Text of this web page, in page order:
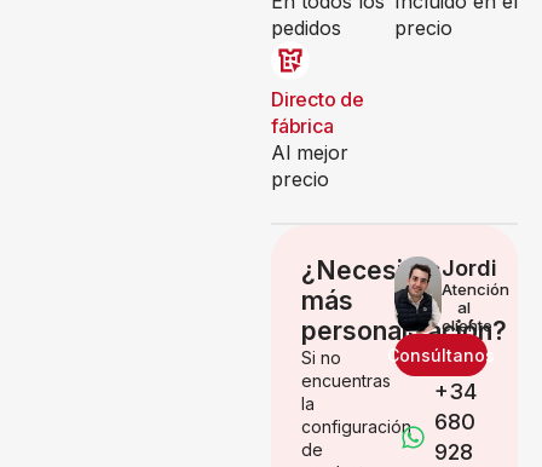
pedidos
precio
Directo de
fábrica
Al mejor
precio
¿Necesitas
más
personalización?
Si no
encuentras
la
configuración
de
Jordi
Atención
al
cliente
Consúltanos
+34
680
928